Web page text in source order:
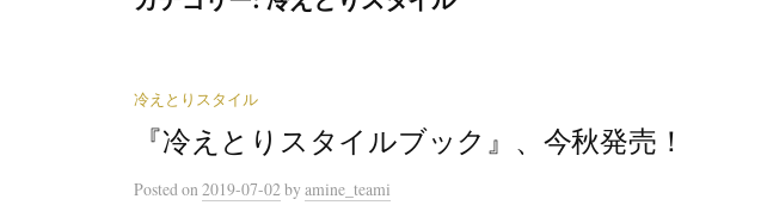
冷えとりスタイル
『冷えとりスタイルブック』、今秋発売！
Postedon 2019-07-02by amine_teami